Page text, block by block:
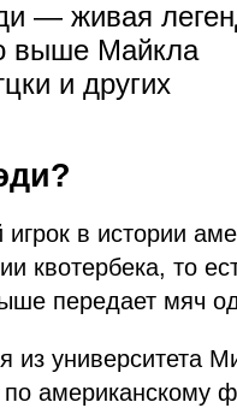
— живая
выше Майкла
и других
в истории
квотербека, то
передает мяч
из университета
американскому